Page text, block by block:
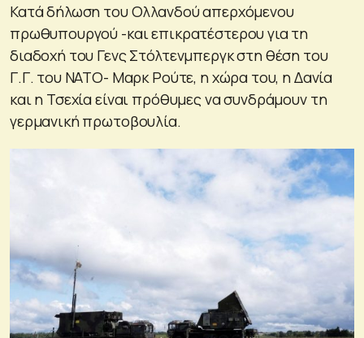
Κατά δήλωση του Ολλανδού απερχόμενου
πρωθυπουργού -και επικρατέστερου για τη
διαδοχή του Γενς Στόλτενμπεργκ στη θέση του
Γ.Γ. του ΝΑΤΟ- Μαρκ Ρούτε, η χώρα του, η Δανία
και η Τσεχία είναι πρόθυμες να συνδράμουν τη
γερμανική πρωτοβουλία.